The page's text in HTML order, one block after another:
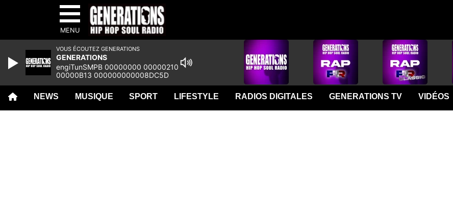
MENU
NEWS MUSIQUE SPORT LIFESTYLE RADIOS DIGITALES GENERATIONS TV VIDÉOS
VOUS ÉCOUTEZ GENERATIONS
GENERATIONS
engiTunSMPB 00000000 00000210
00000B13 000000000008DC5D
00000000 00000000 00000000
00000000 00000000